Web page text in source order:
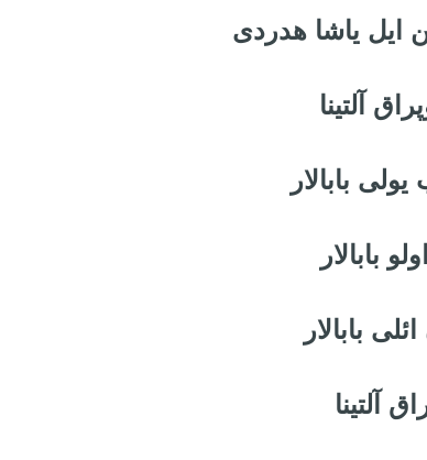
ایل یاشا هدردی
آلتینا
بابالار
بابالار
بابالار
آلتینا